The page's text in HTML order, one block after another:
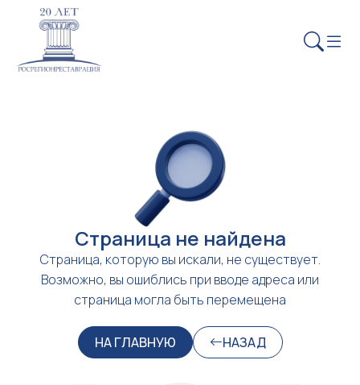
Страница не найдена
Страница, которую вы искали, не существует.
Возможно, вы ошиблись при вводе адреса или
страница могла быть перемещена
НА ГЛАВНУЮ НАЗАД